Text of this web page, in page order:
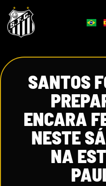
SANTOS
ENCARA
NESTE
NA